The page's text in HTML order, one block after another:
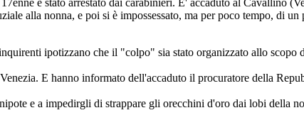
è stato arrestato dai carabinieri. E' accaduto al Cavallino
alla nonna, e poi si è impossessato, ma per poco tempo, di
ipotizzano che il "colpo" sia stato organizzato allo scopo
E hanno informato dell'accaduto il procuratore della
e a impedirgli di strappare gli orecchini d'oro dai lobi della